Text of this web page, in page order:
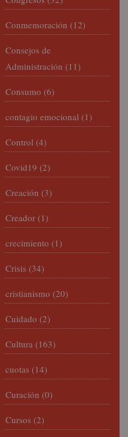
Conmemoración (12)
Consejos de
Administración (11)
Consumo (6)
contagio emocional (1)
Control (4)
Covid19 (2)
Creación (3)
Creador (1)
crecimiento (1)
Crisis (34)
cristianismo (20)
Cuidado (2)
Cultura (163)
cuotas (14)
Curación (0)
Cursos (2)